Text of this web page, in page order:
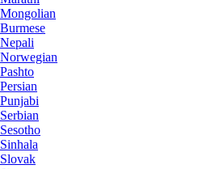
Mongolian
Burmese
Nepali
Norwegian
Pashto
Persian
Punjabi
Serbian
Sesotho
Sinhala
Slovak